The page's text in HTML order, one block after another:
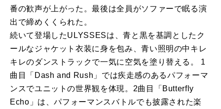
番の歓声が上がった。最後は全員がソファーで眠る演
出で締めくくられた。
続いて登場したULYSSESは、青と黒を基調としたク
ールなジャケット衣装に身を包み、青い照明の中キレ
キレのダンストラックで一気に空気を塗り替える。 1
曲目「Dash and Rush」では疾走感のあるパフォーマ
ンスでユニットの世界観を体現。2曲目「Butterfly
Echo」は、パフォーマンスバトルでも披露された楽